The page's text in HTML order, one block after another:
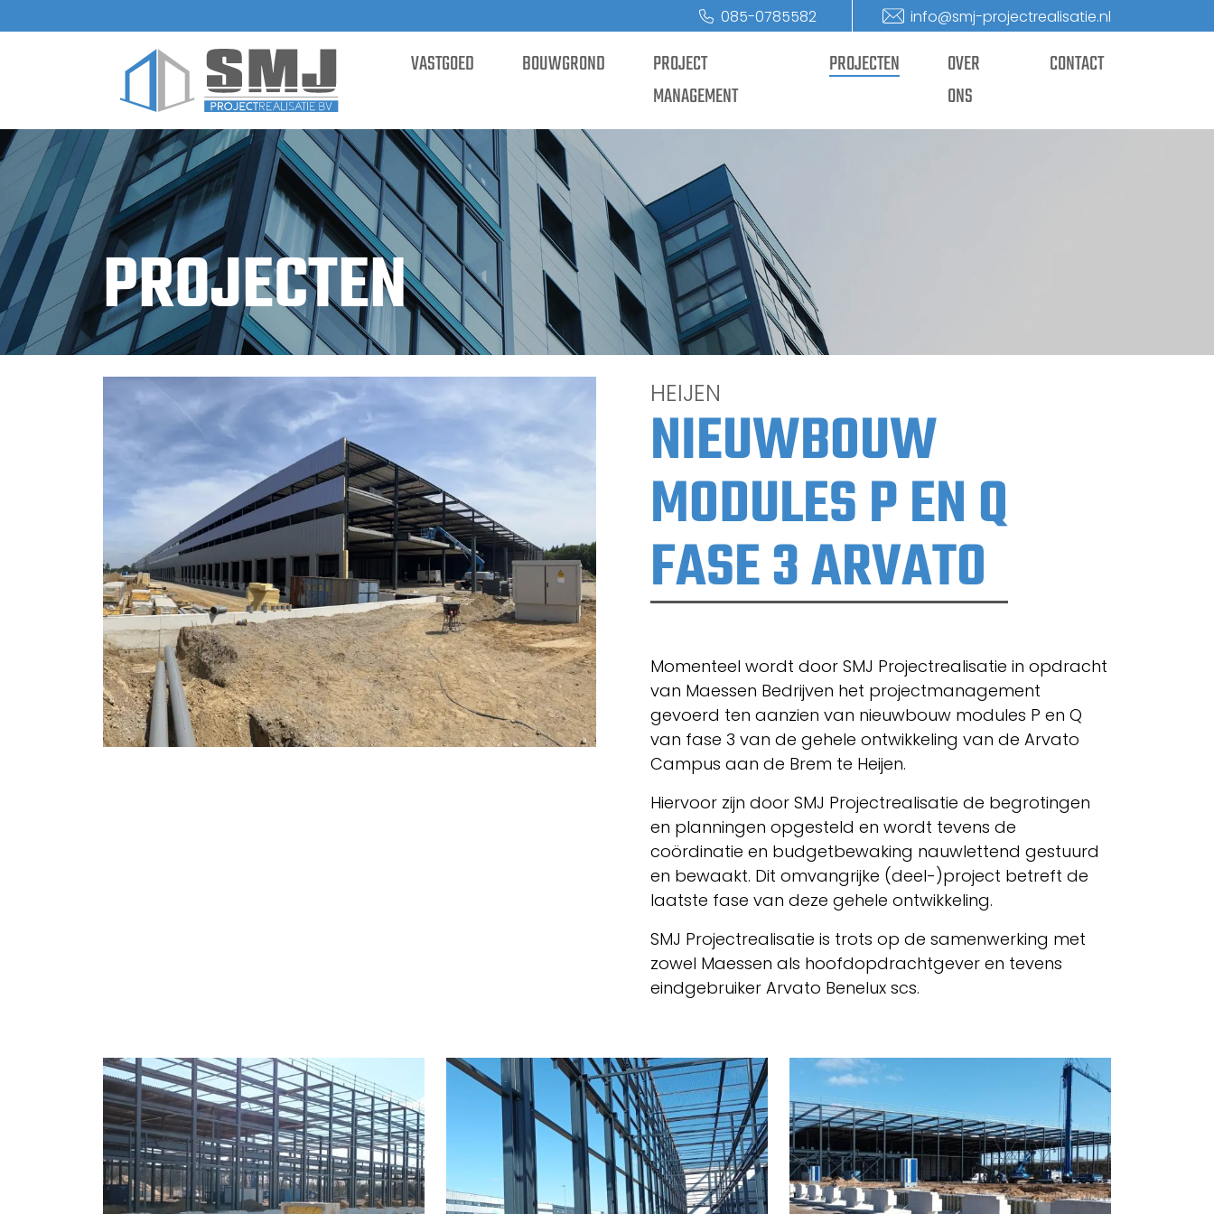
085-0785582 info@smj-projectrealisatie.nl
VASTGOED BOUWGROND
PROJECT
MANAGEMENT
PROJECTEN
OVER
ONS
CONTACT
PROJECTEN
HEIJEN
NIEUWBOUW
MODULES P EN Q
FASE 3 ARVATO
Momenteel wordt door SMJ Projectrealisatie in opdracht
van Maessen Bedrijven het projectmanagement
gevoerd ten aanzien van nieuwbouw modules P en Q
van fase 3 van de gehele ontwikkeling van de Arvato
Campus aan de Brem te Heijen.
Hiervoor zijn door SMJ Projectrealisatie de begrotingen
en planningen opgesteld en wordt tevens de
coördinatie en budgetbewaking nauwlettend gestuurd
en bewaakt. Dit omvangrijke (deel-)project betreft de
laatste fase van deze gehele ontwikkeling.
SMJ Projectrealisatie is trots op de samenwerking met
zowel Maessen als hoofdopdrachtgever en tevens
eindgebruiker Arvato Benelux scs.